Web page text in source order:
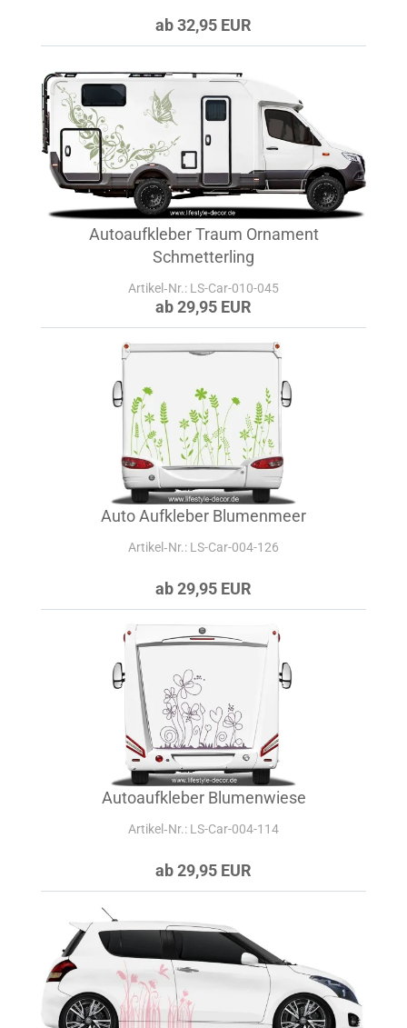
ab 32,95 EUR
Autoaufkleber Traum Ornament
Schmetterling
Artikel‑Nr.: LS-Car-010-045
ab 29,95 EUR
Auto Aufkleber Blumenmeer
Artikel‑Nr.: LS-Car-004-126
ab 29,95 EUR
Autoaufkleber Blumenwiese
Artikel‑Nr.: LS-Car-004-114
ab 29,95 EUR